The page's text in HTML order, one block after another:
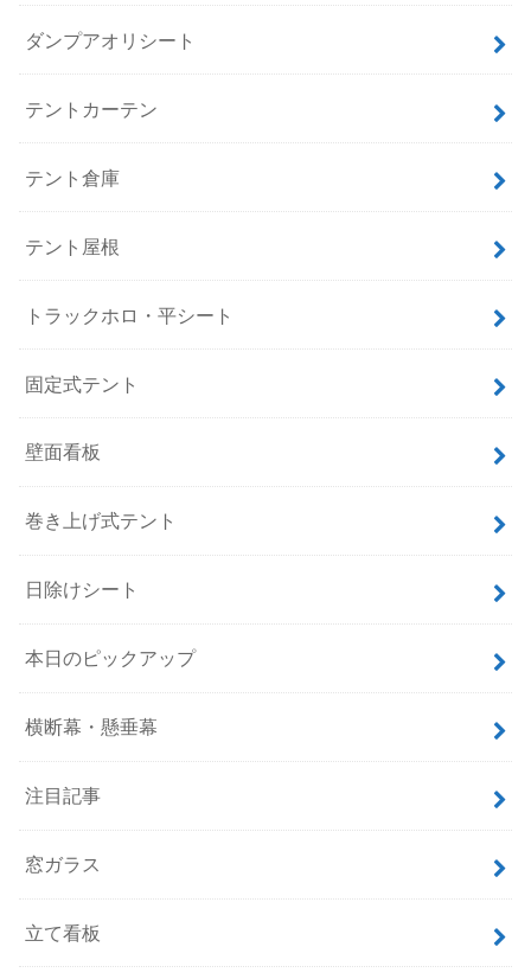
ダンプアオリシート
テントカーテン
テント倉庫
テント屋根
トラックホロ・平シート
固定式テント
壁面看板
巻き上げ式テント
日除けシート
本日のピックアップ
横断幕・懸垂幕
注目記事
窓ガラス
立て看板